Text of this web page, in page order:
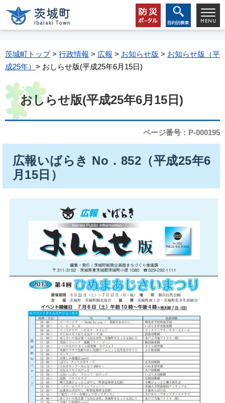
茨城町トップ> 行政情報 > 広報 > お知らせ版 > お知らせ版（平
成25年） > おしらせ版(平成25年6月15日)
おしらせ版(平成25年6月15日)
ページ番号：P-000195
広報いばらき No．852（平成25年6
月15日）